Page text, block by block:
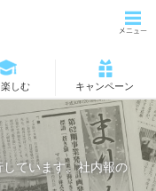
しむ キャンペーン
ています。社内報の